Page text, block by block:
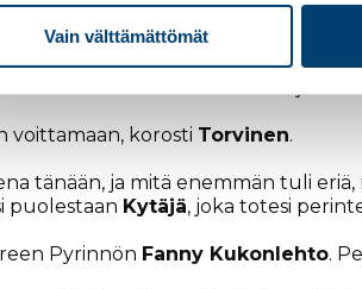
Vain välttämättömät
Ylöjärven Ryhdin Elsa Torvinen
päivään vain kirkkain mitali
Maalissa eroa toiseksi
voittamaan, korosti Torvinen.
tänään, ja mitä enemmän tuli
puolestaan Kytäjä, joka totesi
Pyrinnön Fanny Kukonlehto.